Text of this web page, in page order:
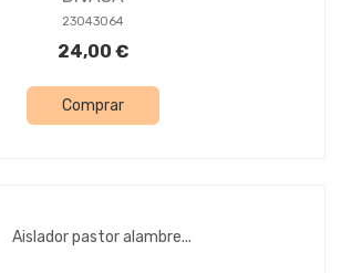
23043064
24,00 €
Comprar